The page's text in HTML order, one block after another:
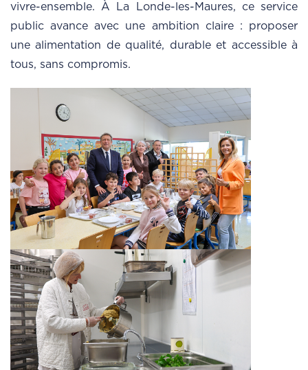
vivre-ensemble. À La Londe-les-Maures, ce service
public avance avec une ambition claire : proposer
une alimentation de qualité, durable et accessible à
tous, sans compromis.